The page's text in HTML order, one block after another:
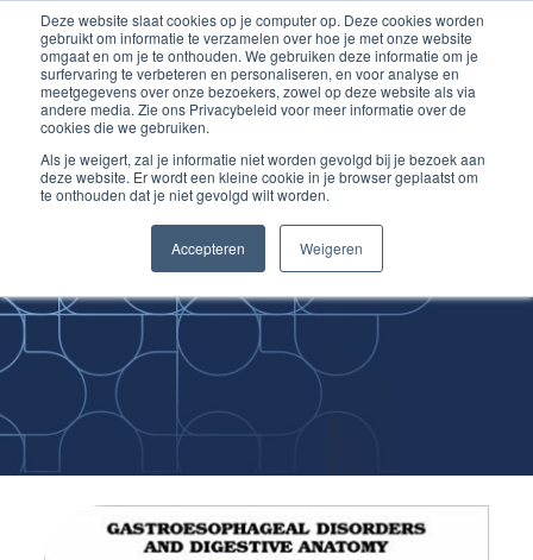
Deze website slaat cookies op je computer op. Deze cookies worden
gebruikt om informatie te verzamelen over hoe je met onze website
omgaat en om je te onthouden. We gebruiken deze informatie om je
surfervaring te verbeteren en personaliseren, en voor analyse en
meetgegevens over onze bezoekers, zowel op deze website als via
andere media. Zie ons Privacybeleid voor meer informatie over de
cookies die we gebruiken.
Als je weigert, zal je informatie niet worden gevolgd bij je bezoek aan
deze website. Er wordt een kleine cookie in je browser geplaatst om
te onthouden dat je niet gevolgd wilt worden.
Accepteren Weigeren
Inloggen account
Ga
naar
de
inhoud
Improving
Medical Skills